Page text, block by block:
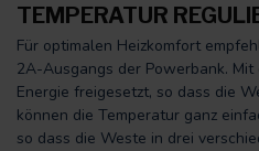
TEMPERATUR
Für optimalen Heizkomfort
2A-Ausgangs der Powerbank.
Energie freigesetzt, so dass die
können die Temperatur ganz
so dass die Weste in drei